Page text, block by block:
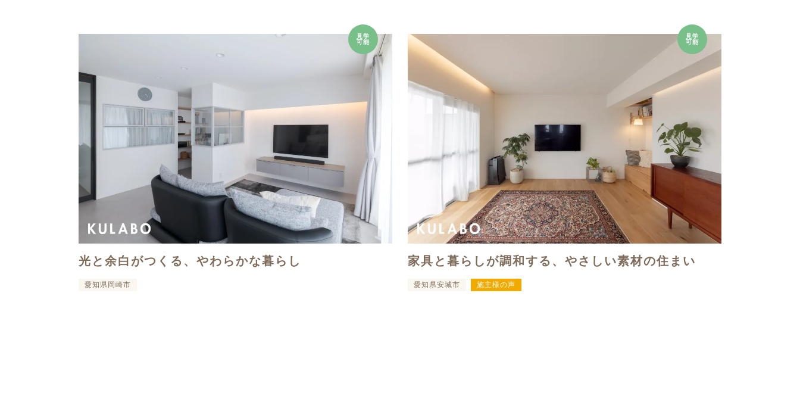
見学
可能
光と余白がつくる、やわらかな暮らし
愛知県岡崎市
見学
可能
家具と暮らしが調和する、やさしい素材の住まい
愛知県安城市 施主様の声